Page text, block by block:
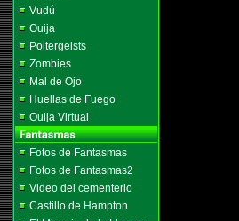
Vudú
Ouija
Poltergeists
Zombies
Mal de Ojo
Huellas de Fuego
Ouija Virtual
Fotos de Fantasmas
Fotos de Fantasmas2
Video del cementerio
Castillo de Hampton